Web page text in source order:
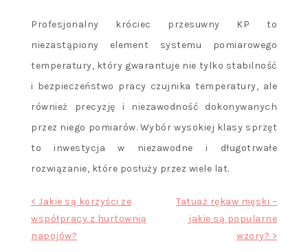
Profesjonalny króciec przesuwny KP to
niezastąpiony element systemu pomiarowego
temperatury, który gwarantuje nie tylko stabilność
i bezpieczeństwo pracy czujnika temperatury, ale
również precyzję i niezawodność dokonywanych
przez niego pomiarów. Wybór wysokiej klasy sprzęt
to inwestycja w niezawodne i długotrwałe
rozwiązanie, które posłuży przez wiele lat.
Nawigacja
wpisu
< Jakie są korzyści ze
współpracy z hurtownią
napojów?
Tatuaż rękaw męski –
jakie są popularne
wzory? >